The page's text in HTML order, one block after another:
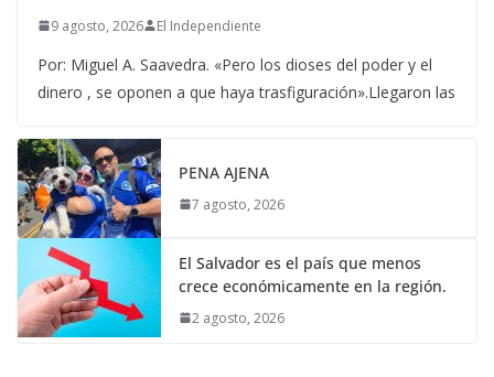
9 agosto, 2026 El Independiente
Por: Miguel A. Saavedra. «Pero los dioses del poder y el
dinero , se oponen a que haya trasfiguración».Llegaron las
PENA AJENA
7 agosto, 2026
El Salvador es el país que menos
crece económicamente en la región.
2 agosto, 2026